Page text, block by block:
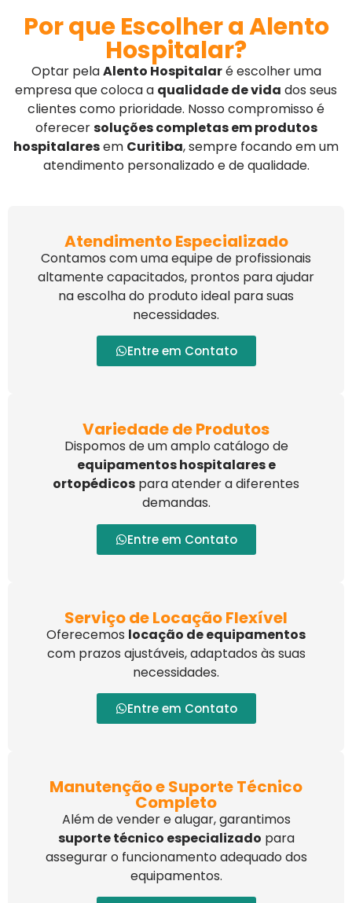
Por que Escolher a Alento
Hospitalar?
Optar pelaAlento Hospitalaré escolher uma
empresa que coloca a qualidade de vida dos seus
clientes como prioridade. Nosso compromisso é
oferecersoluções completas em produtos
hospitalaresem Curitiba, sempre focando em um
atendimento personalizado e de qualidade.
Atendimento Especializado
Contamos com uma equipe de profissionais
altamente capacitados, prontos para ajudar
na escolha do produto ideal para suas
necessidades.
Entre em Contato
Variedade de Produtos
Dispomos de um amplo catálogo de
equipamentos hospitalares e
ortopédicos para atender a diferentes
demandas.
Entre em Contato
Serviço de Locação Flexível
Oferecemos locação de equipamentos
com prazos ajustáveis, adaptados às suas
necessidades.
Entre em Contato
Manutenção e Suporte Técnico
Completo
Além de vender e alugar, garantimos
suporte técnico especializado para
assegurar o funcionamento adequado dos
equipamentos.